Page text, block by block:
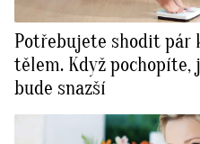
Potřebujete shodit pár
tělem. Když
bude snazší